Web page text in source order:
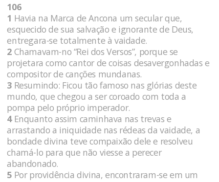
106
1 Havia na Marca de Ancona um secular que,
esquecido de sua salvação e ignorante de Deus,
entregara-se totalmente à vaidade.
2 Chamavam-no “Rei dos Versos”, porque se
projetara como cantor de coisas desavergonhadas e
compositor de canções mundanas.
3 Resumindo: Ficou tão famoso nas glórias deste
mundo, que chegou a ser coroado com toda a
pompa pelo próprio imperador.
4Enquanto assim caminhava nas trevas e
arrastando a iniquidade nas rédeas da vaidade, a
bondade divina teve compaixão dele e resolveu
chamá-lo para que não viesse a perecer
abandonado.
5 Por providência divina, encontraram-se em um